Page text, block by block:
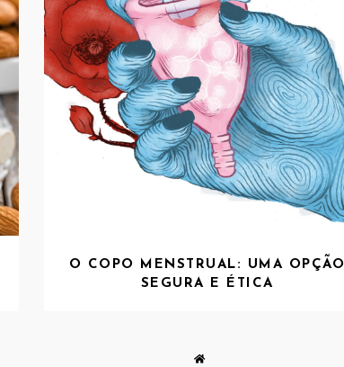
O COPO MENSTRUAL: UMA OPÇÃO
SEGURA E ÉTICA